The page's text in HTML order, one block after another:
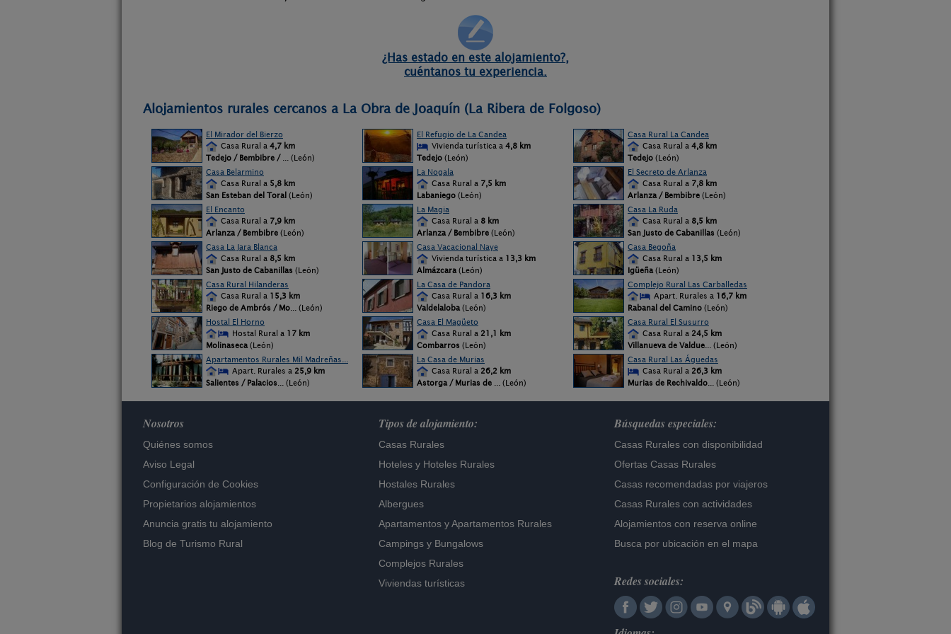
¿Has estado en este alojamiento?,
cuéntanos tu experiencia.
Alojamientos rurales cercanos a La Obra de Joaquín (La Ribera de Folgoso)
El Mirador del Bierzo
Casa Rural a 4,7 km
Tedejo / Bembibre / ... (León)
El Refugio de La Candea
Vivienda turística a 4,8 km
Tedejo (León)
Casa Rural La Candea
Casa Rural a 4,8 km
Tedejo (León)
Casa Belarmino
Casa Rural a 5,8 km
San Esteban del Toral (León)
La Nogala
Casa Rural a 7,5 km
Labaniego (León)
El Secreto de Arlanza
Casa Rural a 7,8 km
Arlanza / Bembibre (León)
El Encanto
Casa Rural a 7,9 km
Arlanza / Bembibre (León)
La Magia
Casa Rural a 8 km
Arlanza / Bembibre (León)
Casa La Ruda
Casa Rural a 8,5 km
San Justo de Cabanillas (León)
Casa La Jara Blanca
Casa Rural a 8,5 km
San Justo de Cabanillas (León)
Casa Vacacional Naye
Vivienda turística a 13,3 km
Almázcara (León)
Casa Begoña
Casa Rural a 13,5 km
Igüeña (León)
Casa Rural Hilanderas
Casa Rural a 15,3 km
Riego de Ambrós / Mo... (León)
La Casa de Pandora
Casa Rural a 16,3 km
Valdelaloba (León)
Complejo Rural Las Carballedas
Apart. Rurales a 16,7 km
Rabanal del Camino (León)
Hostal El Horno
Hostal Rural a 17 km
Molinaseca (León)
Casa El Magüeto
Casa Rural a 21,1 km
Combarros (León)
Casa Rural El Susurro
Casa Rural a 24,5 km
Villanueva de Valdue... (León)
Apartamentos Rurales Mil Madreñas...
Apart. Rurales a 25,9 km
Salientes / Palacios... (León)
La Casa de Murias
Casa Rural a 26,2 km
Astorga / Murias de ... (León)
Casa Rural Las Águedas
Casa Rural a 26,3 km
Murias de Rechivaldo... (León)
Nosotros
Quiénes somos
Aviso Legal
Configuración de Cookies
Propietarios alojamientos
Anuncia gratis tu alojamiento
Blog de Turismo Rural
Tipos de alojamiento:
Casas Rurales
Hoteles y Hoteles Rurales
Hostales Rurales
Albergues
Apartamentos yApartamentos Rurales
Campings y Bungalows
Complejos Rurales
Viviendas turísticas
Búsquedas especiales:
Casas Rurales con disponibilidad
Ofertas Casas Rurales
Casas recomendadas por viajeros
Casas Rurales con actividades
Alojamientos con reserva online
Busca por ubicación en el mapa
Redes sociales: